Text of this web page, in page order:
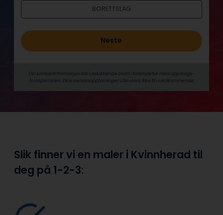
BORETTSLAG
Neste
Din kontaktinformasjon blir utelukkende brukt i forbindelse med oppdrags­
forespørselen. Dine person­­opplysninger utleveres ikke til uvedkommende.
Slik finner vi en maler i Kvinnherad til
deg på 1-2-3: